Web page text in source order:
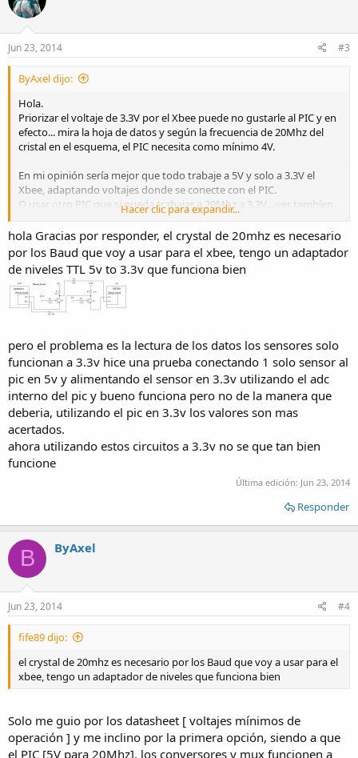
Jun 23, 2014 #3
ByAxel dijo:
Hola.
Priorizar el voltaje de 3.3V por el Xbee puede no gustarle al PIC y en
efecto... mira la hoja de datos y según la frecuencia de 20Mhz del
cristal en el esquema, el PIC necesita como mínimo 4V.
En mi opinión sería mejor que todo trabaje a 5V y solo a 3.3V el
Xbee, adaptando voltajes donde se conecte con el PIC.
O usar otro PIC que si pueda trabajar a 20Mhz a 3.3V... ver tambíen
en la hoja de datos el mínimo de V que requiere el resto de
integrados
Saludos.
Hacer clic para expandir...
hola Gracias por responder, el crystal de 20mhz es necesario
por los Baud que voy a usar para el xbee, tengo un adaptador
de niveles TTL 5v to 3.3v que funciona bien
pero el problema es la lectura de los datos los sensores solo
funcionan a 3.3v hice una prueba conectando 1 solo sensor al
pic en 5v y alimentando el sensor en 3.3v utilizando el adc
interno del pic y bueno funciona pero no de la manera que
deberia, utilizando el pic en 3.3v los valores son mas
acertados.
ahora utilizando estos circuitos a 3.3v no se que tan bien
funcione
Última edición: Jun 23, 2014
Responder
B ByAxel
Jun 23, 2014 #4
fife89 dijo:
el crystal de 20mhz es necesario por los Baud que voy a usar para el
xbee, tengo un adaptador de niveles que funciona bien
Solo me guio por los datasheet [ voltajes mínimos de
operación ] y me inclino por la primera opción, siendo a que
el PIC [5V para 20Mhz], los conversores y mux funcionen a